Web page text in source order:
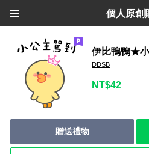
個人原創
伊比鴨鴨★
DDSB
NT$42
贈送禮物